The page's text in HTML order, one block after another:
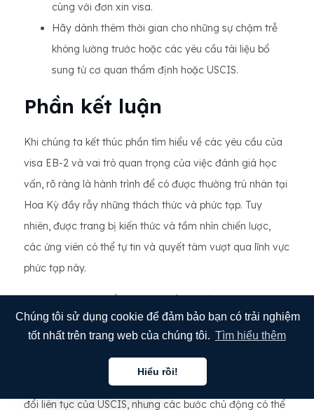
Chúng tôi sử dụng cookie để đảm bảo bạn có trải nghiệm
tốt nhất trên trang web của chúng tôi. Tìm hiểu thêm
Hiểu rồi!
cùng với đơn xin visa.
Hãy dành thêm thời gian cho những sự chậm trễ
không lường trước hoặc các yêu cầu tài liệu bổ
sung từ cơ quan thẩm định hoặc USCIS.
Phần kết luận
Khi chúng ta kết thúc phần tìm hiểu về các yêu cầu của
visa EB-2 và vai trò quan trọng của việc đánh giá học
vấn, rõ ràng là hành trình để có được thường trú nhân tại
Hoa Kỳ đầy rẫy những thách thức và phức tạp. Tuy
nhiên, được trang bị kiến ​​thức và tầm nhìn chiến lược,
các ứng viên có thể tự tin và quyết tâm vượt qua lĩnh vực
phức tạp này.
Chúng tôi đã tìm hiểu kỹ lưỡng về quy trình xin visa EB-2,
nhấn mạnh vai trò quan trọng của việc đánh giá học
thuật trong việc kết nối hệ thống giáo dục nước ngoài
với các tiêu chuẩn của USCIS. Mặc dù có thể phát sinh
những thách thức như chậm trễ hồ sơ và tiêu chí thay
đổi liên tục của USCIS, nhưng các bước chủ động có thể
Tiếng việt